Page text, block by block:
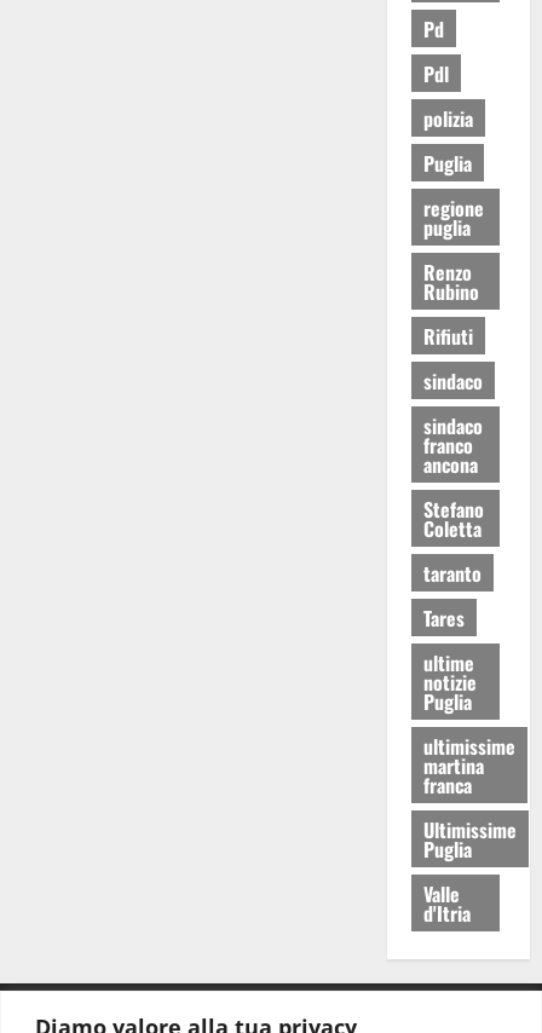
Diamo valore alla tua privacy
Pd
Pdl
polizia
Puglia
regione
puglia
Renzo
Rubino
Rifiuti
sindaco
sindaco
franco
ancona
Stefano
Coletta
taranto
Tares
ultime
notizie
Puglia
ultimissime
martina
franca
Ultimissime
Puglia
Valle
d'Itria